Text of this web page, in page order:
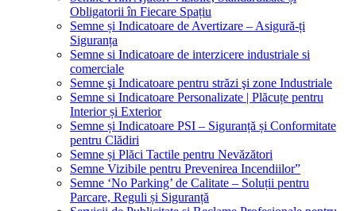
Obligatorii în Fiecare Spațiu
Semne și Indicatoare de Avertizare – Asigură-ți
Siguranța
Semne si Indicatoare de interzicere industriale si
comerciale
Semne şi Indicatoare pentru străzi şi zone Industriale
Semne si Indicatoare Personalizate | Plăcuțe pentru
Interior și Exterior
Semne și Indicatoare PSI – Siguranță și Conformitate
pentru Clădiri
Semne și Plăci Tactile pentru Nevăzători
Semne Vizibile pentru Prevenirea Incendiilor”
Semne ‘No Parking’ de Calitate – Soluții pentru
Parcare, Reguli și Siguranță